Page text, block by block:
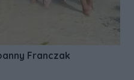
Franczak